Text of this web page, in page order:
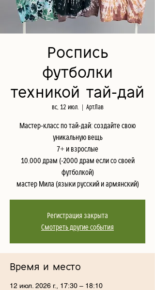
Роспись
футболки
техникой тай-дай
вс, 12 июл. АртЛав
Мастер-класс по тай-дай: создайте свою
уникальную вещь
7+ и взрослые
10.000 драм (-2000 драм если со своей
футболкой)
мастер Мила (языки русский и армянский)
Регистрация закрыта
Смотреть другие события
Время и место
12 июл. 2026 г., 17:30 – 18:10